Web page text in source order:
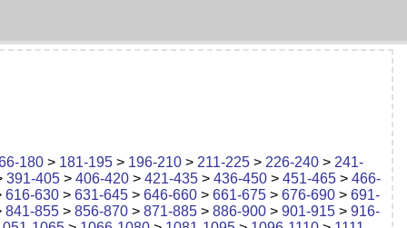
180 > 181-195 > 196-210 > 211-225 > 226-240 > 241-
391-405 > 406-420 > 421-435 > 436-450 > 451-465 > 466-
616-630 > 631-645 > 646-660 > 661-675 > 676-690 > 691-
841-855 > 856-870 > 871-885 > 886-900 > 901-915 > 916-